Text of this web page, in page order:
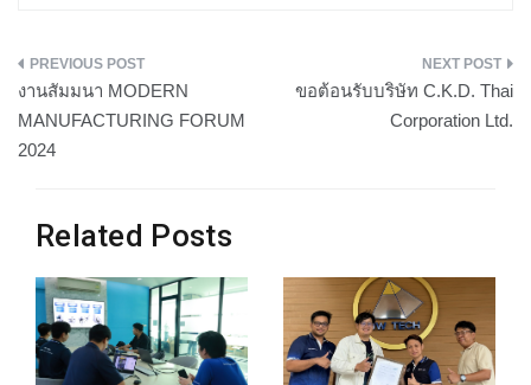
แนะแนว
เรื่อง
งานสัมมนา MODERN
MANUFACTURING FORUM
2024
ขอต้อนรับบริษัท C.K.D. Thai
Corporation Ltd.
Related Posts